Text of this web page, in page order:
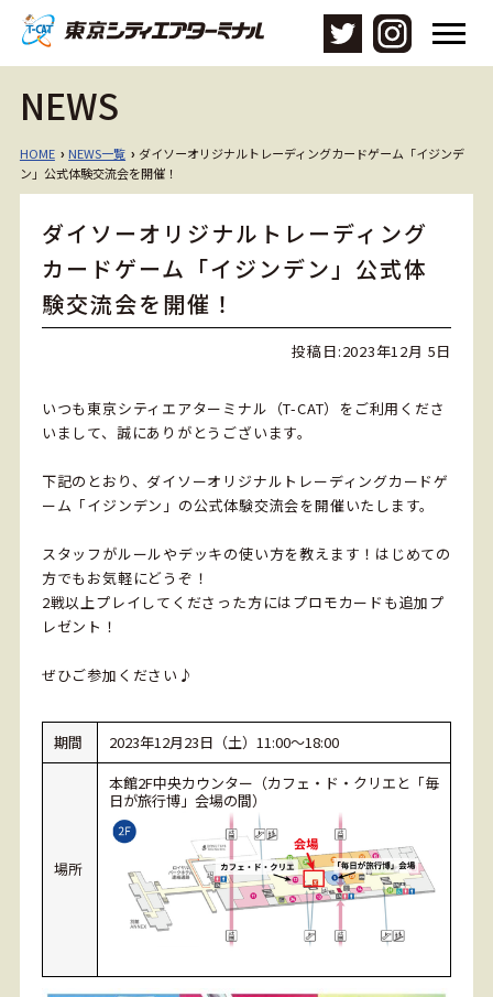
メ
く
NEWS
HOME › NEWS一覧 › ダイソーオリジナルトレーディングカードゲーム「イジンデ
ン」公式体験交流会を開催！
ダイソーオリジナルトレーディング
カードゲーム「イジンデン」公式体
験交流会を開催！
投稿日:2023年12月 5日
いつも東京シティエアターミナル（T-CAT）をご利用くださ
いまして、誠にありがとうございます。
下記のとおり、ダイソーオリジナルトレーディングカードゲ
ーム「イジンデン」の公式体験交流会を開催いたします。
スタッフがルールやデッキの使い方を教えます！はじめての
方でもお気軽にどうぞ！
2戦以上プレイしてくださった方にはプロモカードも追加プ
レゼント！
ぜひご参加ください♪
期間 2023年12月23日（土）11:00～18:00
場所
本館2F中央カウンター（カフェ・ド・クリエと「毎
日が旅行博」会場の間）